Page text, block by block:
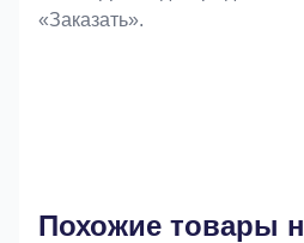
«Заказать».
Похожие товары